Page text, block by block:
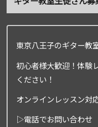
東京八王子のギター教
初心者様大歓迎！体験
ください！
オンラインレッスン対
▷電話でお問い合わせ